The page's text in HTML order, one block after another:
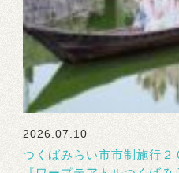
2026.07.10
つくばみらい市市制施行２